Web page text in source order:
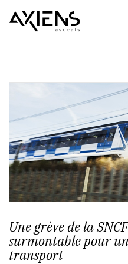
Une grève de la
surmontable pour
transport